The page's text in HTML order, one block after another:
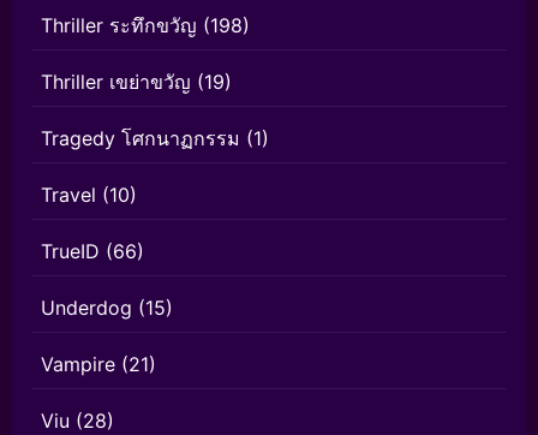
Thriller ระทึกขวัญ (198)
Thriller เขย่าขวัญ (19)
Tragedy โศกนาฏกรรม (1)
Travel (10)
TrueID (66)
Underdog (15)
Vampire (21)
Viu (28)